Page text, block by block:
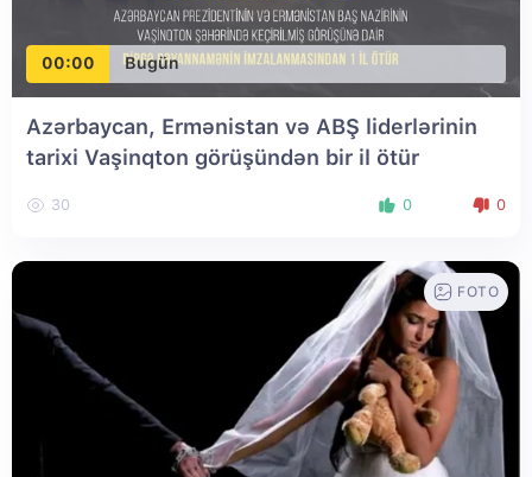
00:00 Bugün
Azərbaycan, Ermənistan və ABŞ liderlərinin
tarixi Vaşinqton görüşündən bir il ötür
30 0 0
FOTO